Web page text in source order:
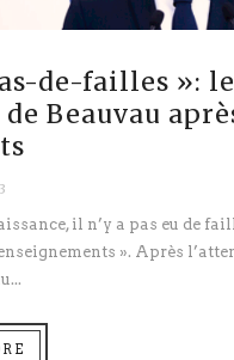
de-failles »: le
Beauvau
il n’y a pas eu de
». Après